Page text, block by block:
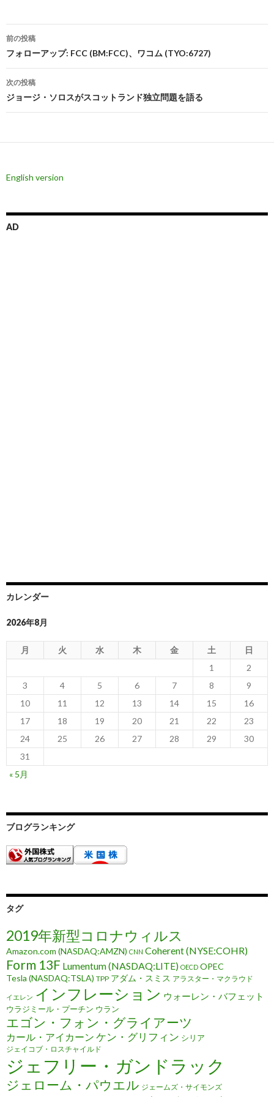
投
稿
ナ
ビ
ゲ
ー
ョ
前の投稿
フォローアップ: FCC (BM:FCC)、ワコム (TYO:6727)
次の投稿
ジョージ・ソロスがスコットランド独立問題を語る
English version
AD
カレンダー
2026年8月
月 火 水 木 金 土
日
1
2
3
4 5 6 7 8
9
10
11 12 13 14 15
16
17
18 19 20 21 22
23
24
25 26 27 28 29
30
31
« 5月
ブログランキング
タグ
2019年新型コロナウィルス
Amazon.com (NASDAQ:AMZN) CNN Coherent (NYSE:COHR)
Form 13F Lumentum (NASDAQ:LITE) OECD OPEC
Tesla (NASDAQ:TSLA) TPP アダム・スミス アラスター・マクラウド
イエレン インフレーション ウォーレン・バフェット
ウラジミール・プーチン ウラン
エゴン・フォン・グライアーツ
カール・アイカーン ケン・グリフィン シリア
ジェイコブ・ロスチャイルド
ジェフリー・ガンドラック
ジェローム・パウエル ジェームズ・サイモンズ